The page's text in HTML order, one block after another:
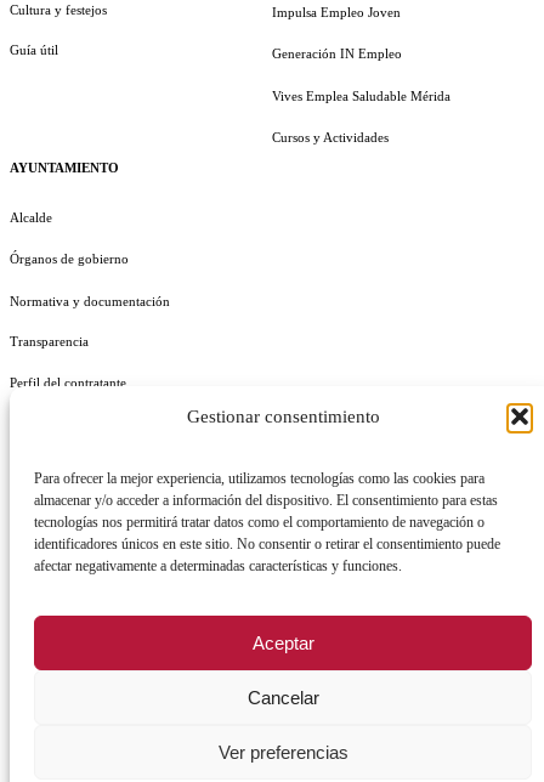
Gestionar consentimiento
Para ofrecer la mejor experiencia, utilizamos tecnologías como las cookies para
almacenar y/o acceder a información del dispositivo. El consentimiento para estas
tecnologías nos permitirá tratar datos como el comportamiento de navegación o
identificadores únicos en este sitio. No consentir o retirar el consentimiento puede
afectar negativamente a determinadas características y funciones.
Aceptar
Cancelar
Ver preferencias
Cultura y festejos
Guía útil
AYUNTAMIENTO
Alcalde
Órganos de gobierno
Normativa y documentación
Transparencia
Perfil del contratante
Impulsa Empleo Joven
Generación IN Empleo
Vives Emplea Saludable Mérida
Cursos y Actividades
REGISTRO DE ACTIVIDADES DE TRATAMIENTO